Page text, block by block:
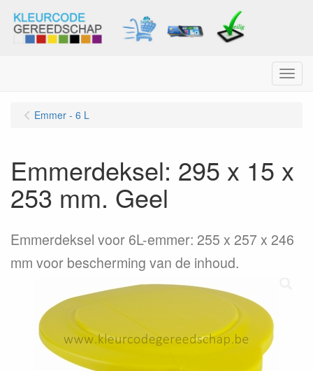
Menu
Emmer - 6 L
Emmerdeksel: 295 x 15 x
253 mm. Geel
Emmerdeksel voor 6L-emmer: 255 x 257 x 246
mm voor bescherming van de inhoud.